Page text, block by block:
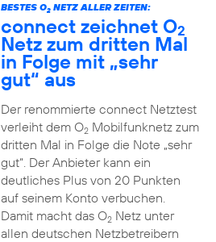
BESTES O2NETZ ALLER ZEITEN:
connect zeichnet O2
Netz zum dritten Mal
in Folge mit „sehr
gut“ aus
Der renommierte connect Netztest
verleiht dem O2Mobilfunknetz zum
dritten Mal in Folge die Note „sehr
gut“. Der Anbieter kann ein
deutliches Plus von 20 Punkten
auf seinem Konto verbuchen.
Damit macht das O2Netz unter
allen deutschen Netzbetreibern